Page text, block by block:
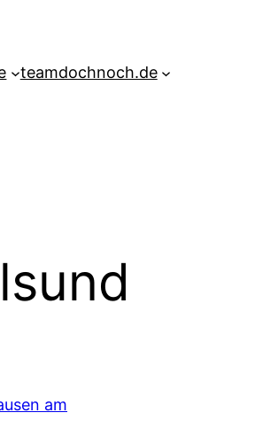
teamdochnoch.de